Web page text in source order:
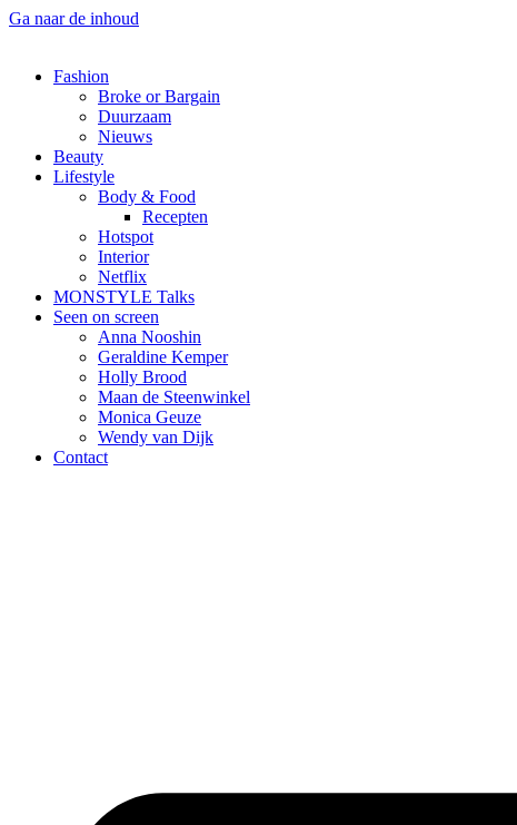
Ga naar de inhoud
Fashion
Broke or Bargain
Duurzaam
Nieuws
Beauty
Lifestyle
Body & Food
Recepten
Hotspot
Interior
Netflix
MONSTYLE Talks
Seen on screen
Anna Nooshin
Geraldine Kemper
Holly Brood
Maan de Steenwinkel
Monica Geuze
Wendy van Dijk
Contact